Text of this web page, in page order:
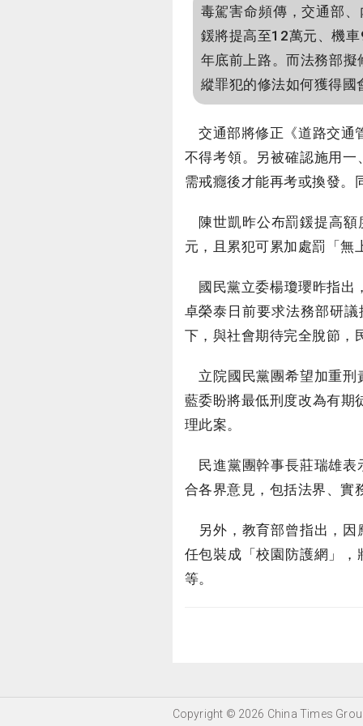
毒駕害命頻傳，交通部
鍰將提高至12萬元、機
年底前上路。而法務部
縱罪犯的修法如何獲得國
交通部將修正《道路交通
不得考領。另被確認施用
需戒癮後才能再考或換發。
陳世凱昨公布罰鍰提高額
元，且累犯可累加處罰「無
國民黨立委楊瓊瓔昨指出
卓榮泰日前要求法務部研
下，與社會期待完全脫節，
立院國民黨團希望加重刑
藍委盼將最低刑度改為有期
理此案。
民進黨團幹事長莊瑞雄表
合各界意見，包括法界、實
另外，教育部曾指出，因
任包裝成「校園防護網」
等。
Copyright © 2026 China Times